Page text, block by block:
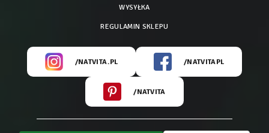
WYSYŁKA
REGULAMIN SKLEPU
/NATVITA.PL /NATVITAPL
/NATVITA